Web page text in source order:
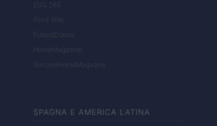
ESG 365
Food Wiki
FuturoDonna
HomeMagazine
SecondHomeMagazine
SPAGNA E AMERICA LATINA